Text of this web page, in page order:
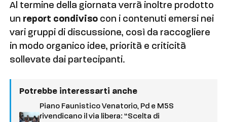
Al termine della giornata verrà inoltre prodotto
un report condiviso con i contenuti emersi nei
vari gruppi di discussione, così da raccogliere
in modo organico idee, priorità e criticità
sollevate dai partecipanti.
Potrebbe interessarti anche
Piano Faunistico Venatorio, Pd e M5S
rivendicano il via libera: “Scelta di